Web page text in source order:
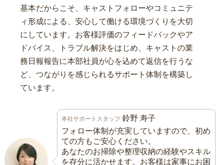
基本だからこそ、キャストフォローやコミュニテ
ィ形成による、安心して働ける環境づくりを大切
にしています。お客様評価のフィードバックやア
ドバイス、トラブル解決をはじめ、キャストの業
務日報報告に本部社員が心を込めて返信を行うな
ど、つながりを感じられるサポート体制を構築し
ています。
本社サポートスタッフ 鈴野 寿子
フォロー体制が充実していますので、初め
ての方もご安心ください。
あなたのお掃除や整理収納の経験やスキル
を存分に活かせます。お客様は家事にお困